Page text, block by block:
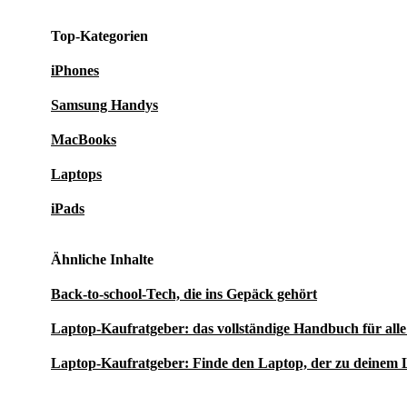
Setze auf Technik, die nicht nur deinen Alltag
auch einen Beitrag für die Umwelt leistet. Mit dem
Arbeit und Freizeit – geprüft, sauber, effizient und
Gewissen.
refurbed – weil nachhaltig besser ist.
Top-Kategorien
iPhones
Samsung Handys
MacBooks
Laptops
iPads
Ähnliche Inhalte
Back-to-school-Tech, die ins Gepäck gehört
Laptop-Kaufratgeber: das vollständige Handbuch für
Laptop-Kaufratgeber: Finde den Laptop, der zu deinem